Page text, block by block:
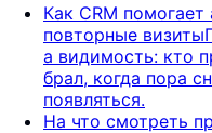
Как CRM
повторные визиты
а видимость: кто
брал, когда пора
появляться.
На что смотреть